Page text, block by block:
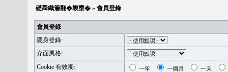
礎聶織簷翻�䪖壅� » 會員登錄
會員登錄
隱身登錄:
介面風格:
Cookie 有效期:
一年 一個月 一天